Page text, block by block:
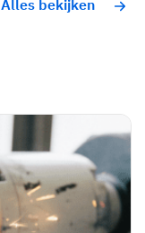
Alles bekijken